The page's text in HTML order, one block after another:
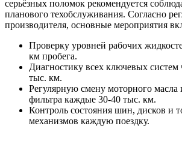
серьёзных поломок рекомендуется
планового техобслуживания. Согласно
производителя, основные мероприятия
Проверку уровней рабочих
км пробега.
Диагностику всех ключевых систем
тыс. км.
Регулярную смену моторного масла
фильтра каждые 30-40 тыс. км.
Контроль состояния шин, дисков и
механизмов каждую поездку.